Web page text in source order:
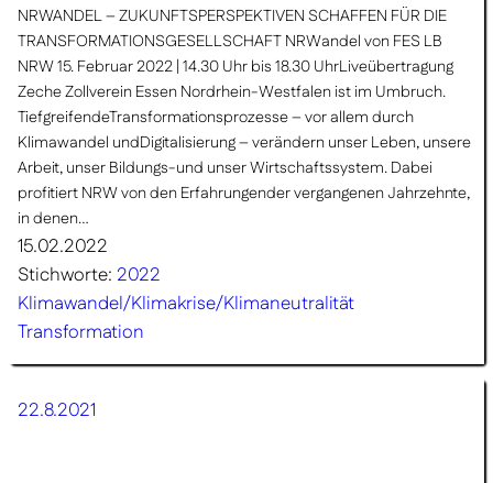
NRWANDEL – ZUKUNFTSPERSPEKTIVEN SCHAFFEN FÜR DIE
TRANSFORMATIONSGESELLSCHAFT NRWandel von FES LB
NRW 15. Februar 2022 | 14.30 Uhr bis 18.30 UhrLiveübertragung
Zeche Zollverein Essen Nordrhein-Westfalen ist im Umbruch.
TiefgreifendeTransformationsprozesse – vor allem durch
Klimawandel undDigitalisierung – verändern unser Leben, unsere
Arbeit, unser Bildungs-und unser Wirtschaftssystem. Dabei
profitiert NRW von den Erfahrungender vergangenen Jahrzehnte,
in denen…
15.02.2022
Stichworte: 2022
Klimawandel/Klimakrise/Klimaneutralität
Transformation
22.8.2021